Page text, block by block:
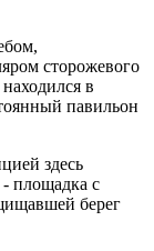
сторожевого
в
павильон
здесь
площадка с
берег